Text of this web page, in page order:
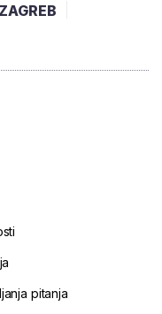
pitanja